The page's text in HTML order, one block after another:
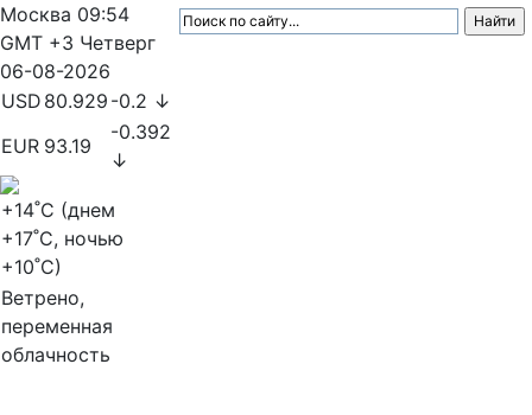
Москва 09:54
GMT +3 Четверг
06-08-2026
USD 80.929 -0.2 ↓
EUR 93.19
-0.392
↓
+14˚C (днем
+17˚C, ночью
+10˚C)
Ветрено,
переменная
облачность